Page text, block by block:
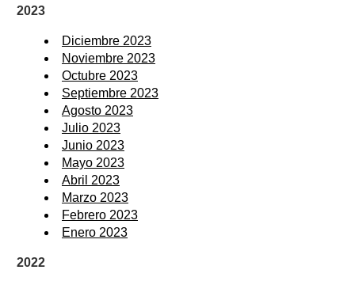
2023
Diciembre 2023
Noviembre 2023
Octubre 2023
Septiembre 2023
Agosto 2023
Julio 2023
Junio 2023
Mayo 2023
Abril 2023
Marzo 2023
Febrero 2023
Enero 2023
2022